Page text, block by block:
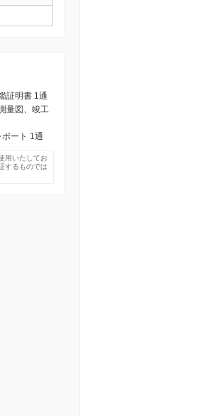
証明書 1通
量図、竣工
ート 1通
用いたしてお
するものでは